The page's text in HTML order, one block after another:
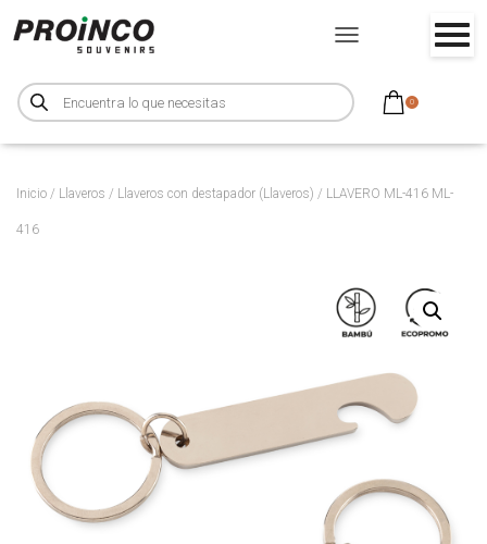
B
ú
s
u
d
r
0
CAMBIAR MODO DE
Inicio / Llaveros / Llaveros con destapador (Llaveros) / LLAVERO ML-416 ML-
416